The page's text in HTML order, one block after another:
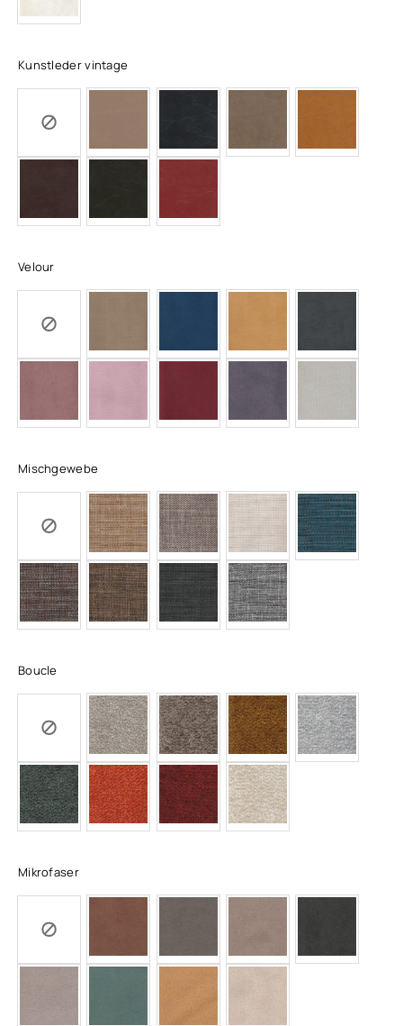
Kunstleder vintage
Velour
Mischgewebe
Boucle
Mikrofaser